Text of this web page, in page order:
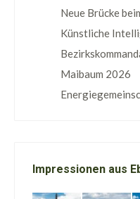
Neue Brücke
Künstliche
Maibaum 2026
Impressionen aus